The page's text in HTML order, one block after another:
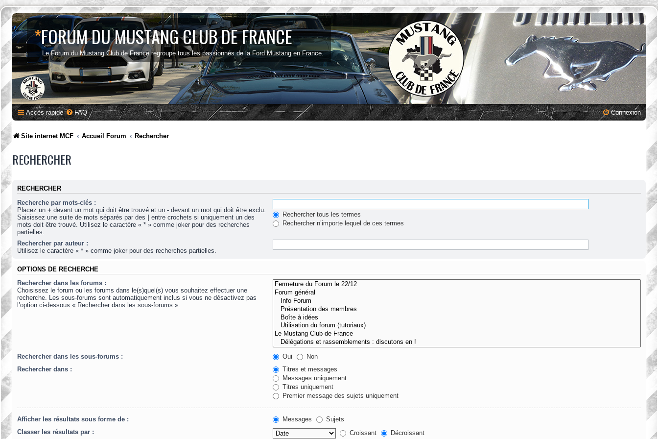
*FORUM DU MUSTANG CLUB DE FRANCE
Le Forum du Mustang Club de France regroupe tous les passionnés de la Ford Mustang en France.
Accès rapide FAQ Connexion
Site internet MCF Accueil Forum Rechercher
RECHERCHER
RECHERCHER
Recherche par mots-clés :
Placez un + devant un mot qui doit être trouvé et un - devant un mot qui doit être exclu.
Saisissez une suite de mots séparés par des | entre crochets si uniquement un des
mots doit être trouvé. Utilisez le caractère « * » comme joker pour des recherches
partielles.
Rechercher tous les termes
Rechercher n’importe lequel de ces termes
Rechercher par auteur :
Utilisez le caractère « * » comme joker pour des recherches partielles.
OPTIONS DE RECHERCHE
Rechercher dans les forums :
Choisissez le forum ou les forums dans le(s)quel(s) vous souhaitez effectuer une
recherche. Les sous-forums sont automatiquement inclus si vous ne désactivez pas
l’option ci-dessous « Rechercher dans les sous-forums ».
Rechercher dans les sous-forums : Oui
Non
Rechercher dans :
Titres et messages
Messages uniquement
Titres uniquement
Premier message des sujets uniquement
Afficher les résultats sous forme de : Messages
Sujets
Classer les résultats par :
Croissant Décroissant